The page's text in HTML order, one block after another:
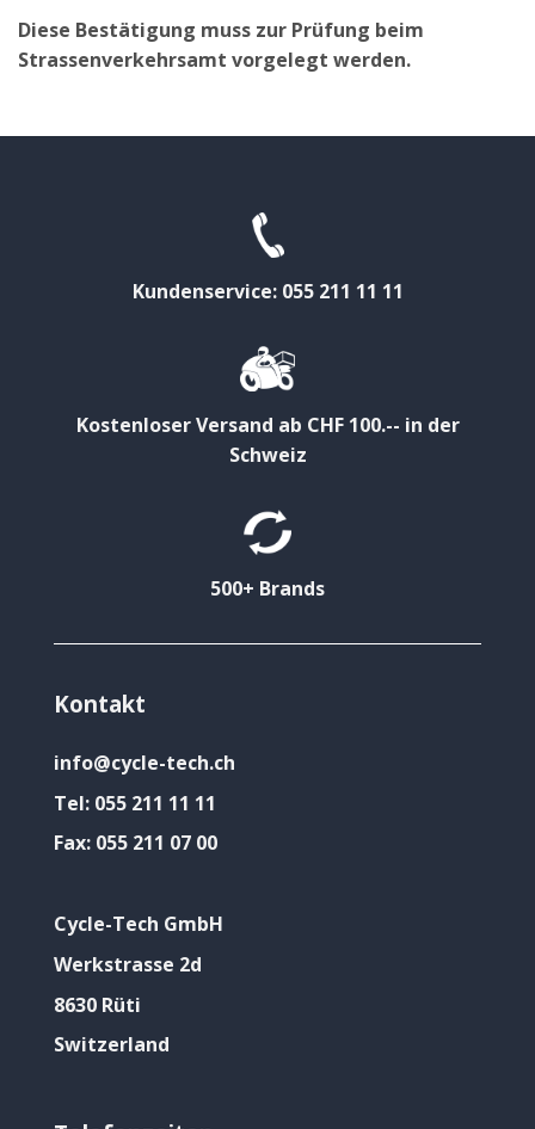
Diese Bestätigung muss zur Prüfung beim
Strassenverkehrsamt vorgelegt werden.
Kundenservice: 055 211 11 11
Kostenloser Versand ab CHF 100.-- in der
Schweiz
500+ Brands
Kontakt
info@cycle-tech.ch
Tel: 055 211 11 11
Fax: 055 211 07 00
Cycle-Tech GmbH
Werkstrasse 2d
8630 Rüti
Switzerland